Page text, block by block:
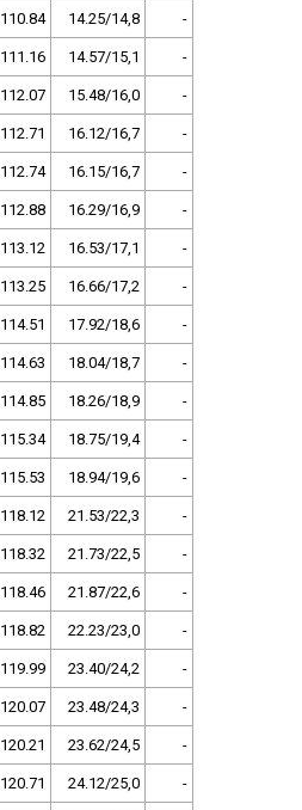
110.84 14.25/14,8 -
111.16 14.57/15,1 -
112.07 15.48/16,0 -
112.71 16.12/16,7 -
112.74 16.15/16,7 -
112.88 16.29/16,9 -
113.12 16.53/17,1 -
113.25 16.66/17,2 -
114.51 17.92/18,6 -
114.63 18.04/18,7 -
114.85 18.26/18,9 -
115.34 18.75/19,4 -
115.53 18.94/19,6 -
118.12 21.53/22,3 -
118.32 21.73/22,5 -
118.46 21.87/22,6 -
118.82 22.23/23,0 -
119.99 23.40/24,2 -
120.07 23.48/24,3 -
120.21 23.62/24,5 -
120.71 24.12/25,0 -